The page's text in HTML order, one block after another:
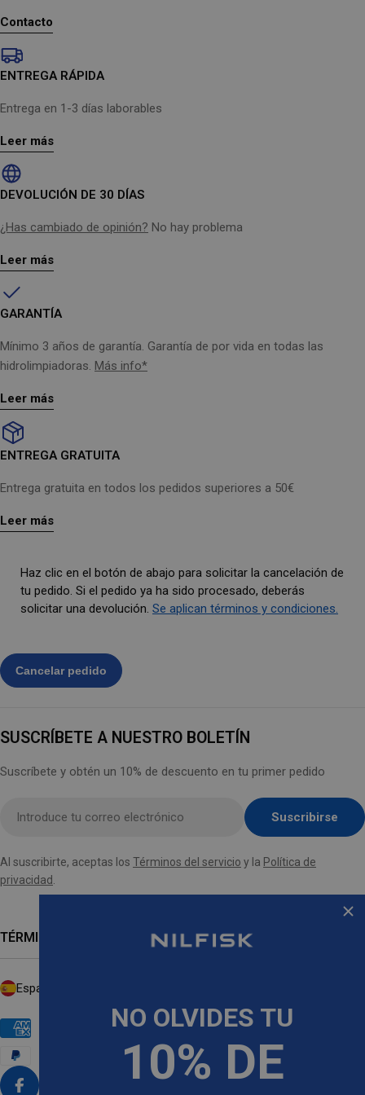
colores.
Especificaciones técnicas para
Potencia máx.: 750 W
Nivel presión sonora c/boquilla: 77 (dB(A))
Capacidad bolsa de polvo: 3 L
Largo x ancho x alto: 38x28x27 cm
Peso: 4.5 kg
Control variación velocidad
Contacto
ENTREGA RÁPIDA
Entrega en 1-3 días laborables
Leer más
DEVOLUCIÓN DE 30 DÍAS
¿Has cambiado de opinión? No hay problema
Leer más
GARANTÍA
Mínimo 3 años de garantía. Garantía de por vida en todas las
hidrolimpiadoras. Más info*
Leer más
ENTREGA GRATUITA
Entrega gratuita en todos los pedidos superiores a 50€
Leer más
Haz clic en el botón de abajo para solicitar la cancelación de
tu pedido. Si el pedido ya ha sido procesado, deberás
solicitar una devolución. Se aplican términos y condiciones.
SUSCRÍBETE A NUESTRO BOLETÍN
Suscríbete y obtén un 10% de descuento en tu primer pedido
electrónico
aquí
Suscribirse
Al suscribirte, aceptas los Términos del servicio y la Política de
privacidad
TÉRMINOS
P
/
Métodos
pago
NO OLVIDES TU
10% DE